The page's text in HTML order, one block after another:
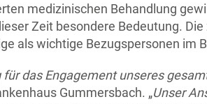
medizinischen Behandlung
Zeit besondere Bedeutung.
als wichtige Bezugspersonen im
das Engagement unseres
Gummersbach. „Unser